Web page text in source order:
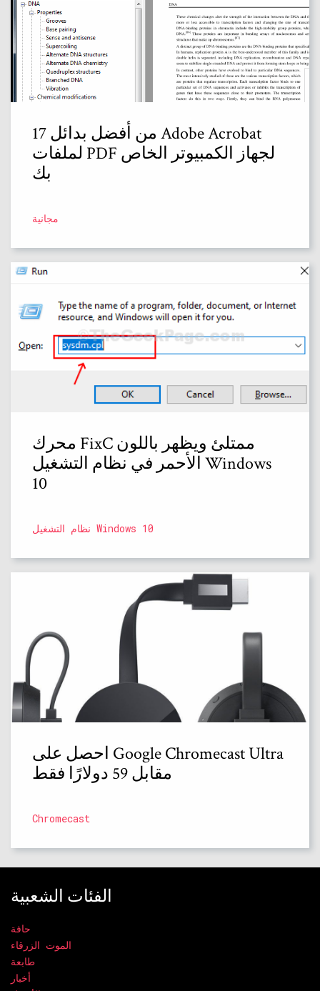
17 من أفضل بدائل Adobe Acrobat
لملفات PDF لجهاز الكمبيوتر الخاص
بك
مجانية
محرك FixC ممتلئ ويظهر باللون
الأحمر في نظام التشغيل Windows
10
نظام التشغيل Windows 10
احصل على Google Chromecast Ultra
مقابل 59 دولارًا فقط
Chromecast
الفئات الشعبية
حافة
الموت الزرقاء
طابعة
أخبار